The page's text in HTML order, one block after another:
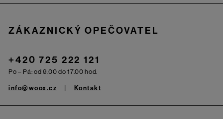
ZÁKAZNICKÝ OPEČOVATEL
+420 725 222 121
Po – Pá: od 9.00 do 17.00 hod.
info@woox.cz Kontakt